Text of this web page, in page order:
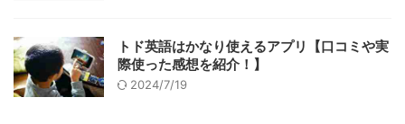
トド英語はかなり使えるアプリ【口コミや実
際使った感想を紹介！】
2024/7/19